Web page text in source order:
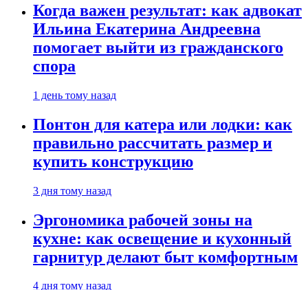
Когда важен результат: как адвокат
Ильина Екатерина Андреевна
помогает выйти из гражданского
спора
1 день тому назад
Понтон для катера или лодки: как
правильно рассчитать размер и
купить конструкцию
3 дня тому назад
Эргономика рабочей зоны на
кухне: как освещение и кухонный
гарнитур делают быт комфортным
4 дня тому назад